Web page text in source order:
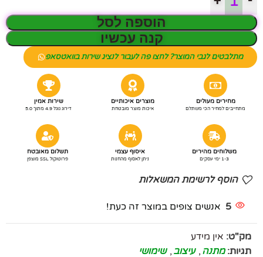
הוספה לסל
קנה עכשיו
מתלבטים לגבי המוצר? לחצו פה לעבור לנציג שירות בוואטסאפ
מחירים מעולים
מתחייבים למחיר הכי משתלם
מוצרים איכותיים
איכות מוצר מובטחת
שירות אמין
דירוג גוגל 4.9 מתוך 5.0
משלוחים מהירים
1-3 ימי עסקים
איסוף עצמי
ניתן לאסוף מהחנות
תשלום מאובטח
פרוטוקול SSL מוצפן
הוסף לרשימת המשאלות
5 אנשים צופים במוצר זה כעת!
מק"ט: אין מידע
תגיות: מתנה , עיצוב , שימושי